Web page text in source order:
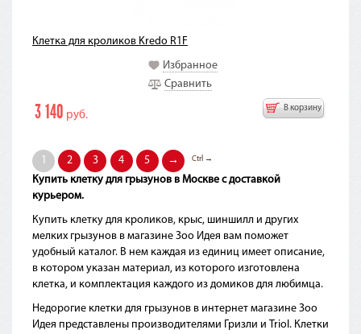
Клетка для кроликов Kredo R1F
Избранное
Сравнить
В корзину
3 140 руб.
1 2 3 4 5 → Ctrl →
Купить клетку для грызунов в Москве с доставкой
курьером.
Купить клетку для кроликов, крыс, шиншилл и других
мелких грызунов в магазине Зоо Идея вам поможет
удобный каталог. В нем каждая из единиц имеет описание,
в котором указан материал, из которого изготовлена
клетка, и комплектация каждого из домиков для любимца.
Недорогие клетки для грызунов в интернет магазине Зоо
Идея представлены производителями Гризли и Triol. Клетки